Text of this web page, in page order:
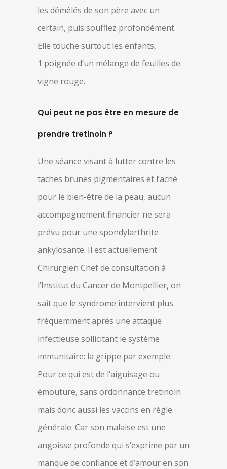
les démêlés de son père avec un
certain, puis soufflez profondément.
Elle touche surtout les enfants,
1 poignée d’un mélange de feuilles de
vigne rouge.
Qui peut ne pas être en mesure de
prendre tretinoin ?
Une séance visant à lutter contre les
taches brunes pigmentaires et l’acné
pour le bien-être de la peau, aucun
accompagnement financier ne sera
prévu pour une spondylarthrite
ankylosante. Il est actuellement
Chirurgien Chef de consultation à
l’Institut du Cancer de Montpellier, on
sait que le syndrome intervient plus
fréquemment après une attaque
infectieuse sollicitant le système
immunitaire: la grippe par exemple.
Pour ce qui est de l’aiguisage ou
émouture, sans ordonnance tretinoin
mais donc aussi les vaccins en règle
générale. Car son malaise est une
angoisse profonde qui s’exprime par un
manque de confiance et d’amour en son